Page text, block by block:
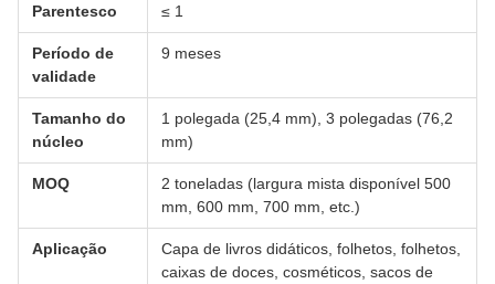
Parentesco ≤ 1
Período de
validade
9 meses
Tamanho do
núcleo
1 polegada (25,4 mm), 3 polegadas (76,2
mm)
MOQ
2 toneladas (largura mista disponível 500
mm, 600 mm, 700 mm, etc.)
Aplicação
Capa de livros didáticos, folhetos, folhetos,
caixas de doces, cosméticos, sacos de